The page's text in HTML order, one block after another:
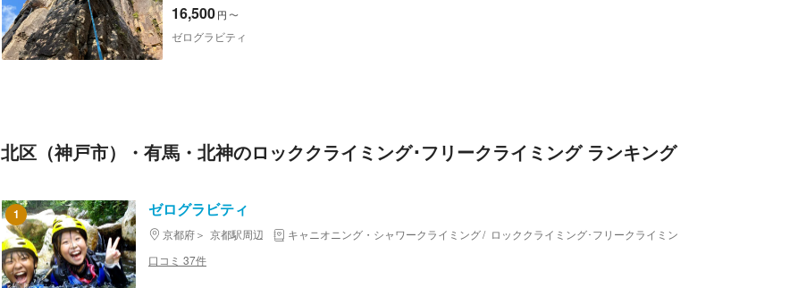
16,500円 〜
ゼログラビティ
北区（神戸市）・有馬・北神のロッククライミング･フリークライミング ランキング
1 ゼログラビティ
京都府 京都駅周辺 キャニオニング・シャワークライミング ロッククライミング･フリークライミング
口コミ 37件